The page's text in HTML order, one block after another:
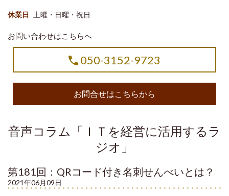
休業日 土曜・日曜・祝日
お問い合わせはこちらへ
050-3152-9723
お問合せはこちらから
音声コラム「ＩＴを経営に活用するラ
ジオ」
第181回：QRコード付き名刺せんべいとは？
2021年06月09日